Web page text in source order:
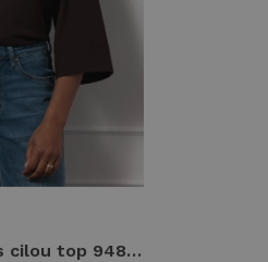
Studio Anneloes cilou top 94840 T-shirt Korte mouw 8700 espresso